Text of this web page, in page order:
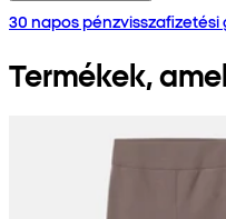
30 napos
Termékek,